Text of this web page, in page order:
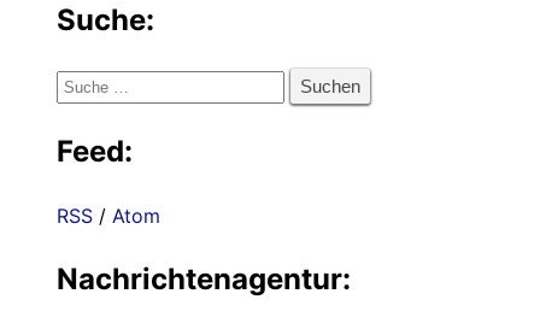
Suche:
Suche
Feed:
RSS / Atom
Nachrichtenagentur: